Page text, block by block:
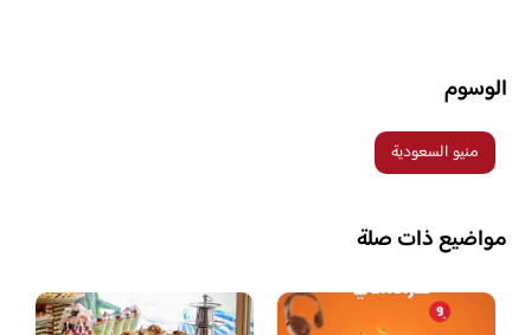
الوسوم
منيو السعودية
مواضيع ذات صلة